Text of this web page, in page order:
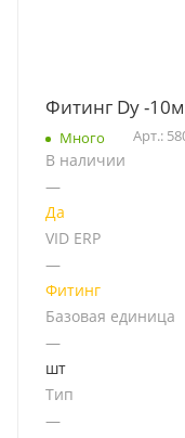
Фитинг Dу -
Много Арт.:
В наличии
—
Да
VID ERP
—
Фитинг
Базовая единица
—
шт
Тип
—